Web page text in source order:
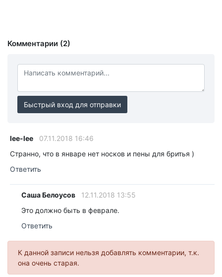
Комментарии (2)
Быстрый вход для отправки
lee-lee
07.11.2018 16:46
Странно, что в январе нет носков и пены для бритья )
Ответить
Саша Белоусов
12.11.2018 13:55
Это должно быть в феврале.
Ответить
К данной записи нельзя добавлять комментарии, т.к.
она очень старая.